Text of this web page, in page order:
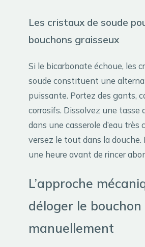
Les cristaux de soude
bouchons graisseux
Si le bicarbonate échoue, les
soude constituent une
puissante. Portez des gants,
corrosifs. Dissolvez une tasse
dans une casserole d’eau très
versez le tout dans la douche.
une heure avant de rincer
L’approche
déloger le bouchon
manuellement